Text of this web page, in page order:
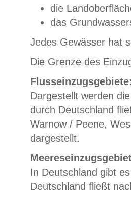
die
das
Jedes Gewässer hat
Die Grenze des
Dargestellt werden
durch Deutschland
Warnow / Peene,
dargestellt.
In Deutschland gibt
Deutschland fließt